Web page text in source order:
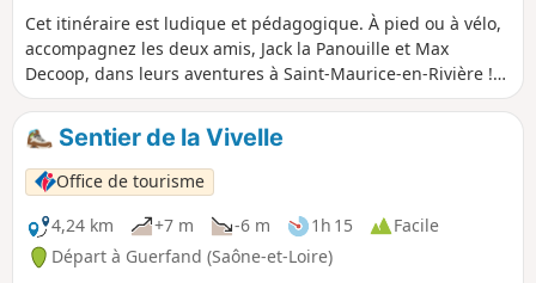
Cet itinéraire est ludique et pédagogique. À pied ou à vélo,
accompagnez les deux amis, Jack la Panouille et Max
Decoop, dans leurs aventures à Saint-Maurice-en-Rivière !
En laissant traîner leurs oreilles Max et Jack ont entendu
parler d’un trésor d’une grande richesse. Il paraîtrait que le
Graal se trouve dans le village. Voilà peut-être l’occasion
pour les deux épis de devenir riches et de prendre la clé
des champs pour de bon ! Mais nos deux aventuriers vont
avoir du pain sur la planche... Aidez-les sur leur parcours !
Sentier de la Vivelle
Office de tourisme
4,24 km
+7 m -6 m 1h 15
Facile
Départ à Guerfand (Saône-et-Loire)